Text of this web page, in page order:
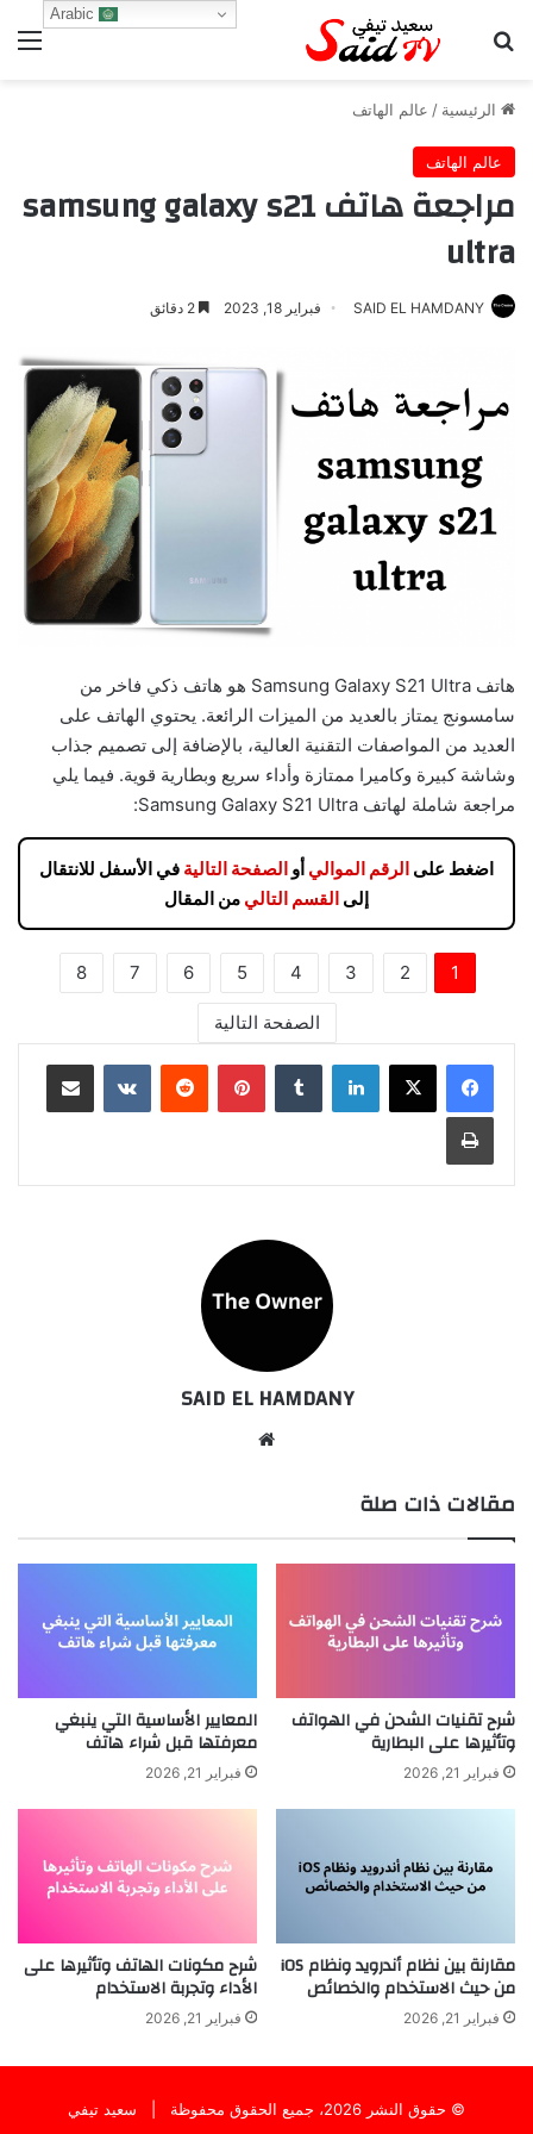
بحث عن
الرئيسية / عالم الهاتف
عالم الهاتف
مراجعة هاتف samsung galaxy s21
ultra
SAID EL HAMDANY فبراير 18, 2023
هاتف Samsung Galaxy S21 Ultra هو هاتف ذكي فاخر من
سامسونج يمتاز بالعديد من الميزات الرائعة. يحتوي الهاتف على
العديد من المواصفات التقنية العالية، بالإضافة إلى تصميم جذاب
وشاشة كبيرة وكاميرا ممتازة وأداء سريع وبطارية قوية. فيما يلي
مراجعة شاملة لهاتف Samsung Galaxy S21 Ultra:
اضغط على الرقم الموالي أو الصفحة التالية في الأسفل للانتقال
إلى القسم التالي من المقال
1
2
3
4
5
6
7
8
الصفحة التالية
لينكدإن
بينتيريست مشاركة عبر البريد
طباعة
SAID EL HAMDANY
مقالات ذات صلة
شرح تقنيات الشحن في الهواتف
وتأثيرها على البطارية
فبراير 21, 2026
المعايير الأساسية التي ينبغي
معرفتها قبل شراء هاتف
فبراير 21, 2026
مقارنة بين نظام أندرويد ونظام iOS
من حيث الاستخدام والخصائص
فبراير 21, 2026
شرح مكونات الهاتف وتأثيرها على
الأداء وتجربة الاستخدام
فبراير 21, 2026
© حقوق النشر 2026، جميع الحقوق محفوظة | سعيد تيفي